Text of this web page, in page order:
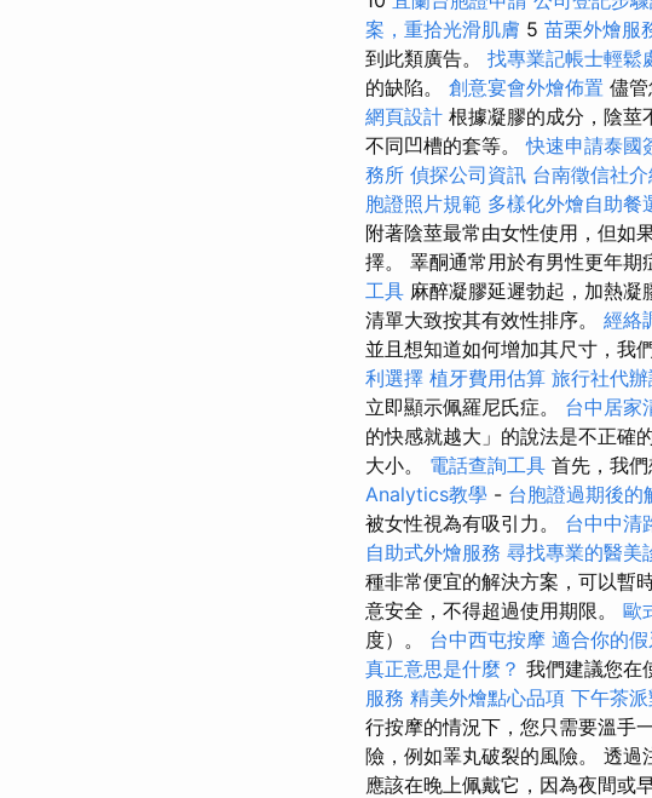
案，重拾光滑肌膚 5 苗栗外燴服
到此類廣告。 找專業記帳士輕鬆
的缺陷。 創意宴會外燴佈置 儘
網頁設計 根據凝膠的成分，陰莖
不同凹槽的套等。快速申請泰國
務所 偵探公司資訊 台南徵信社介
胞證照片規範 多樣化外燴自助餐
附著陰莖最常由女性使用，但如
擇。 睪酮通常用於有男性更年期
工具 麻醉凝膠延遲勃起，加熱凝
清單大致按其有效性排序。 經絡
並且想知道如何增加其尺寸，我
利選擇 植牙費用估算 旅行社代
立即顯示佩羅尼氏症。 台中居家
的快感就越大」的說法是不正確
大小。 電話查詢工具 首先，我
Analytics教學 - 台胞證過期後的
被女性視為有吸引力。 台中中清
自助式外燴服務 尋找專業的醫美
種非常便宜的解決方案，可以暫
意安全，不得超過使用期限。 歐
度）。 台中西屯按摩 適合你的
真正意思是什麼？ 我們建議您在
服務 精美外燴點心品項 下午茶
行按摩的情況下，您只需要溫手
險，例如睪丸破裂的風險。 透
應該在晚上佩戴它，因為夜間或